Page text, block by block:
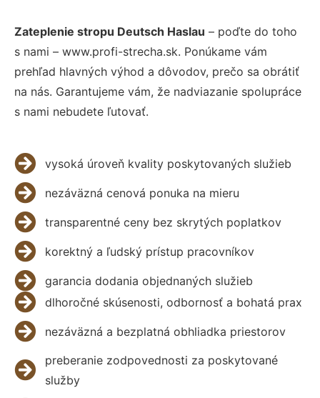
Zateplenie stropu Deutsch Haslau – poďte do toho
s nami – www.profi-strecha.sk. Ponúkame vám
prehľad hlavných výhod a dôvodov, prečo sa obrátiť
na nás. Garantujeme vám, že nadviazanie spolupráce
s nami nebudete ľutovať.
vysoká úroveň kvality poskytovaných služieb
nezáväzná cenová ponuka na mieru
transparentné ceny bez skrytých poplatkov
korektný a ľudský prístup pracovníkov
garancia dodania objednaných služieb
dlhoročné skúsenosti, odbornosť a bohatá prax
nezáväzná a bezplatná obhliadka priestorov
preberanie zodpovednosti za poskytované
služby